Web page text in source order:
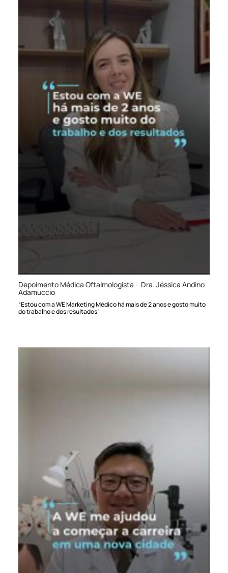
Depoimento Médica Oftalmologista – Dra. Jéssica Andino
Adamuccio
“Estou com a WE Marketing Médico há mais de 2 anos e gosto muito
do trabalho e dos resultados”